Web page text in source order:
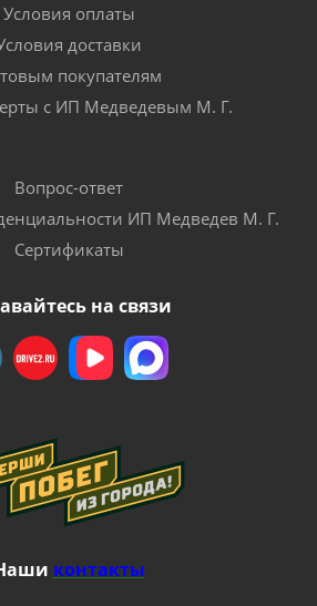
Условия оплаты
доставки
покупателям
с ИП Медведевым М. Г.
Вопрос-ответ
ИП Медведев М. Г.
Сертификаты
на связи
контакты